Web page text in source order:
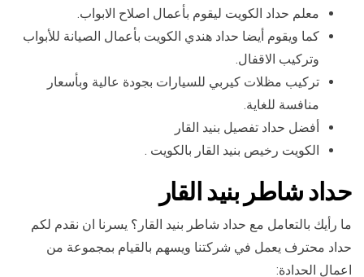
معلم حداد الكويت ليقوم بأعمال اصلاح الابواب.
كما ويقوم أيضا حداد هندي الكويت بأعمال الصيانة للأبواب
وتركيب الاقفال.
تركيب مظلات كيربي للسيارات بجودة عالية وبأسعار
منافسة للغاية.
أفضل حداد تفصيل بنيد القار
الكويت رخيص بنيد القار بالكويت .
حداد شاطر بنيد القار
ما رأيك بالتعامل مع حداد شاطر بنيد القار؟ يسرنا ان نقدم لكم
حداد محترف يعمل في شركتنا ويسهم بالقيام بمجموعة من
اعمال الحدادة: